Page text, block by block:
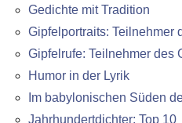
Gedichte mit Tradition
Gipfelportraits: Teilnehmer
Gipfelrufe: Teilnehmer des
Humor in der Lyrik
Im babylonischen Süden
Jahrhundertdichter: Top 10